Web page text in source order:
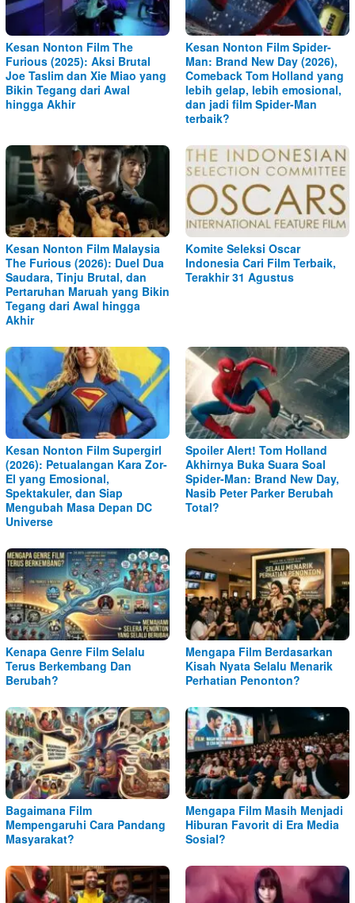
Kesan Nonton Film The
Furious (2025): Aksi Brutal
Joe Taslim dan Xie Miao yang
Bikin Tegang dari Awal
hingga Akhir
Kesan Nonton Film Spider-
Man: Brand New Day (2026),
Comeback Tom Holland yang
lebih gelap, lebih emosional,
dan jadi film Spider-Man
terbaik?
Kesan Nonton Film Malaysia
The Furious (2026): Duel Dua
Saudara, Tinju Brutal, dan
Pertaruhan Maruah yang Bikin
Tegang dari Awal hingga
Akhir
Komite Seleksi Oscar
Indonesia Cari Film Terbaik,
Terakhir 31 Agustus
Kesan Nonton Film Supergirl
(2026): Petualangan Kara Zor-
El yang Emosional,
Spektakuler, dan Siap
Mengubah Masa Depan DC
Universe
Spoiler Alert! Tom Holland
Akhirnya Buka Suara Soal
Spider-Man: Brand New Day,
Nasib Peter Parker Berubah
Total?
Kenapa Genre Film Selalu
Terus Berkembang Dan
Berubah?
Mengapa Film Berdasarkan
Kisah Nyata Selalu Menarik
Perhatian Penonton?
Bagaimana Film
Mempengaruhi Cara Pandang
Masyarakat?
Mengapa Film Masih Menjadi
Hiburan Favorit di Era Media
Sosial?